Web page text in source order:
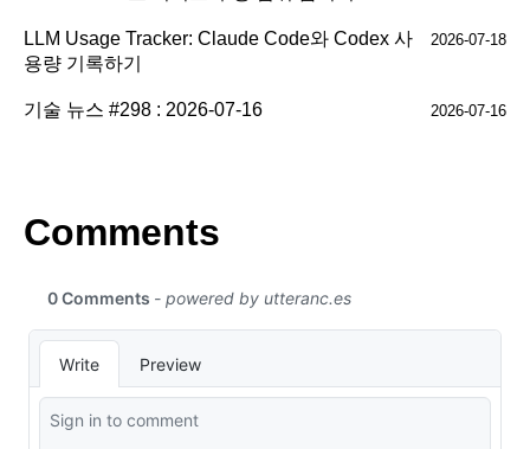
LLM Usage Tracker: Claude Code와 Codex 사
용량 기록하기
2026-07-18
기술 뉴스 #298 : 2026-07-16 2026-07-16
Comments